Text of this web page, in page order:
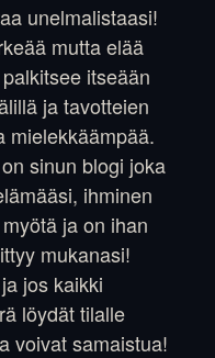
unelmalistaasi!
mutta elää
itseään
ja tavotteien
mielekkäämpää.
sinun blogi joka
ihminen
ja on ihan
mukanasi!
jos kaikki
löydät tilalle
voivat samaistua!